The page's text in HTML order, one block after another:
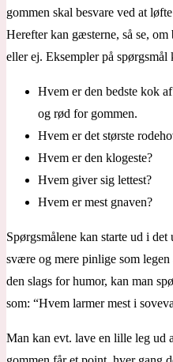
gommen skal besvare ved at
Herefter kan gæsterne, så se,
eller ej. Eksempler på
Hvem er den bedste kok
og rød for gommen.
Hvem er det største
Hvem er den klogeste?
Hvem giver sig lettest?
Hvem er mest gnaven?
Spørgsmålene kan starte ud i
svære og mere pinlige som
den slags for humor, kan man
som: “Hvem larmer mest i
Man kan evt. lave en lille leg ud